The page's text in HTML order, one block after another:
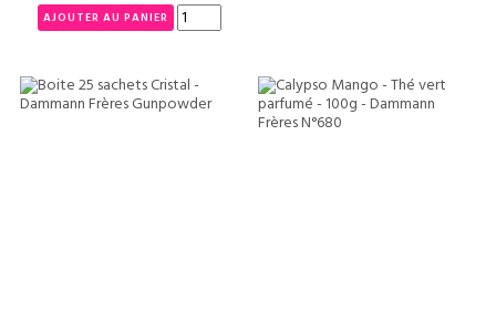
AJOUTER AU PANIER